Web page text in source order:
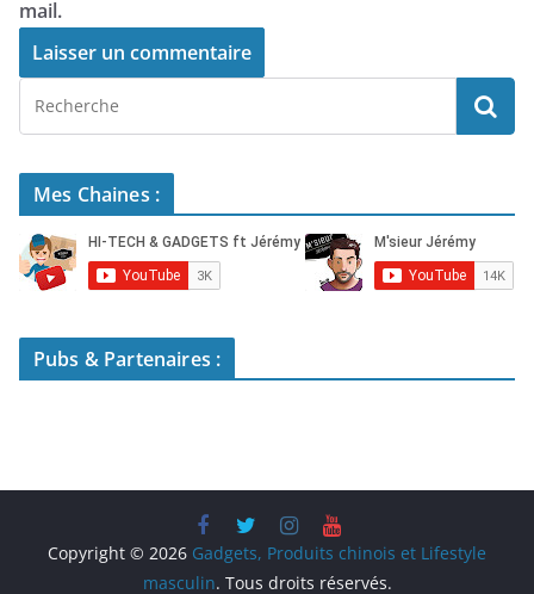
mail.
Mes Chaines :
Pubs & Partenaires :
Copyright © 2026 Gadgets, Produits chinois et Lifestyle
masculin. Tous droits réservés.